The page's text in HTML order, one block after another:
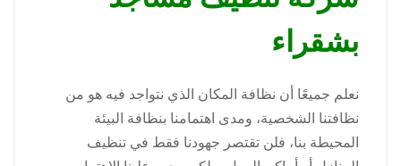
بشقراء
نعلم جميعًا أن نظافة المكان الذي نتواجد فيه هو من
نظافتنا الشخصية، ومدى اهتمامنا بنظافة البيئة
المحيطة بنا، فلن تقتصر جهودنا فقط في تنظيف